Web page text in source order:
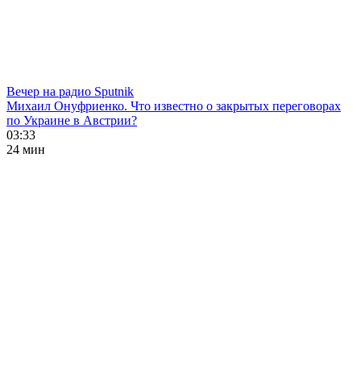
Вечер на радио Sputnik
Михаил Онуфриенко. Что известно о закрытых переговорах
по Украине в Австрии?
03:33
24 мин